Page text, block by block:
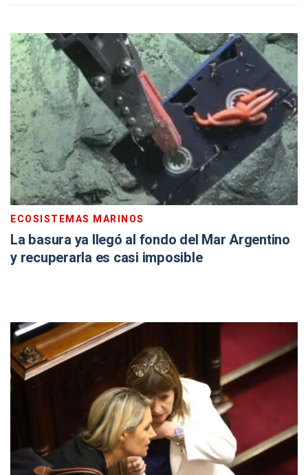
ECOSISTEMAS MARINOS
La basura ya llegó al fondo del Mar Argentino
y recuperarla es casi imposible